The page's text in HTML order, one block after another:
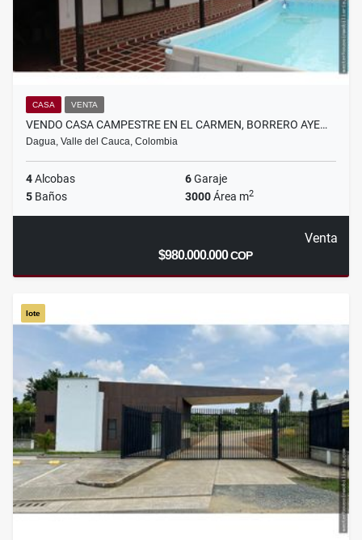
CASA VENTA
VENDO CASA CAMPESTRE EN EL CARMEN, BORRERO AYE…
Dagua, Valle del Cauca, Colombia
4Alcobas 6Garaje
5 Baños 3000Área m2
Venta
$980.000.000COP
lote